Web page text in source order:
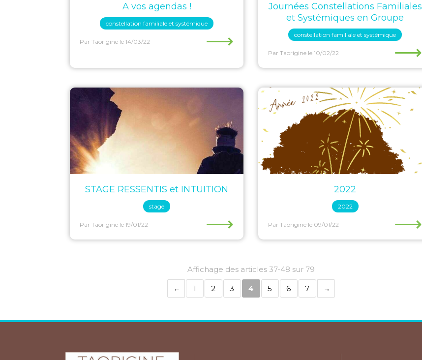
A vos agendas !
constellation familiale et systémique
Par Taorigine le 14/03/22 ⟶
Journées Constellations Familiales
et Systémiques en Groupe
constellation familiale et systémique
Par Taorigine le 10/02/22 ⟶
STAGE RESSENTIS et INTUITION
stage
Par Taorigine le 19/01/22 ⟶
2022
2022
Par Taorigine le 09/01/22 ⟶
Affichage des articles 37-48 sur 79
1 2 3 4 5 6 7